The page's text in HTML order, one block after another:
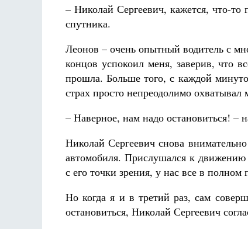
– Николай Сергеевич, кажется, что-
спутника.
Леонов – очень опытный водитель с
концов успокоил меня, заверив, что
прошла. Больше того, с каждой
страх просто непреодолимо охватывал
– Наверное, нам надо остановиться! –
Николай Сергеевич снова
автомобиля. Прислушался к
с его точки зрения, у нас все в полном
Но когда я и в третий раз, сам
остановиться, Николай Сергеевич